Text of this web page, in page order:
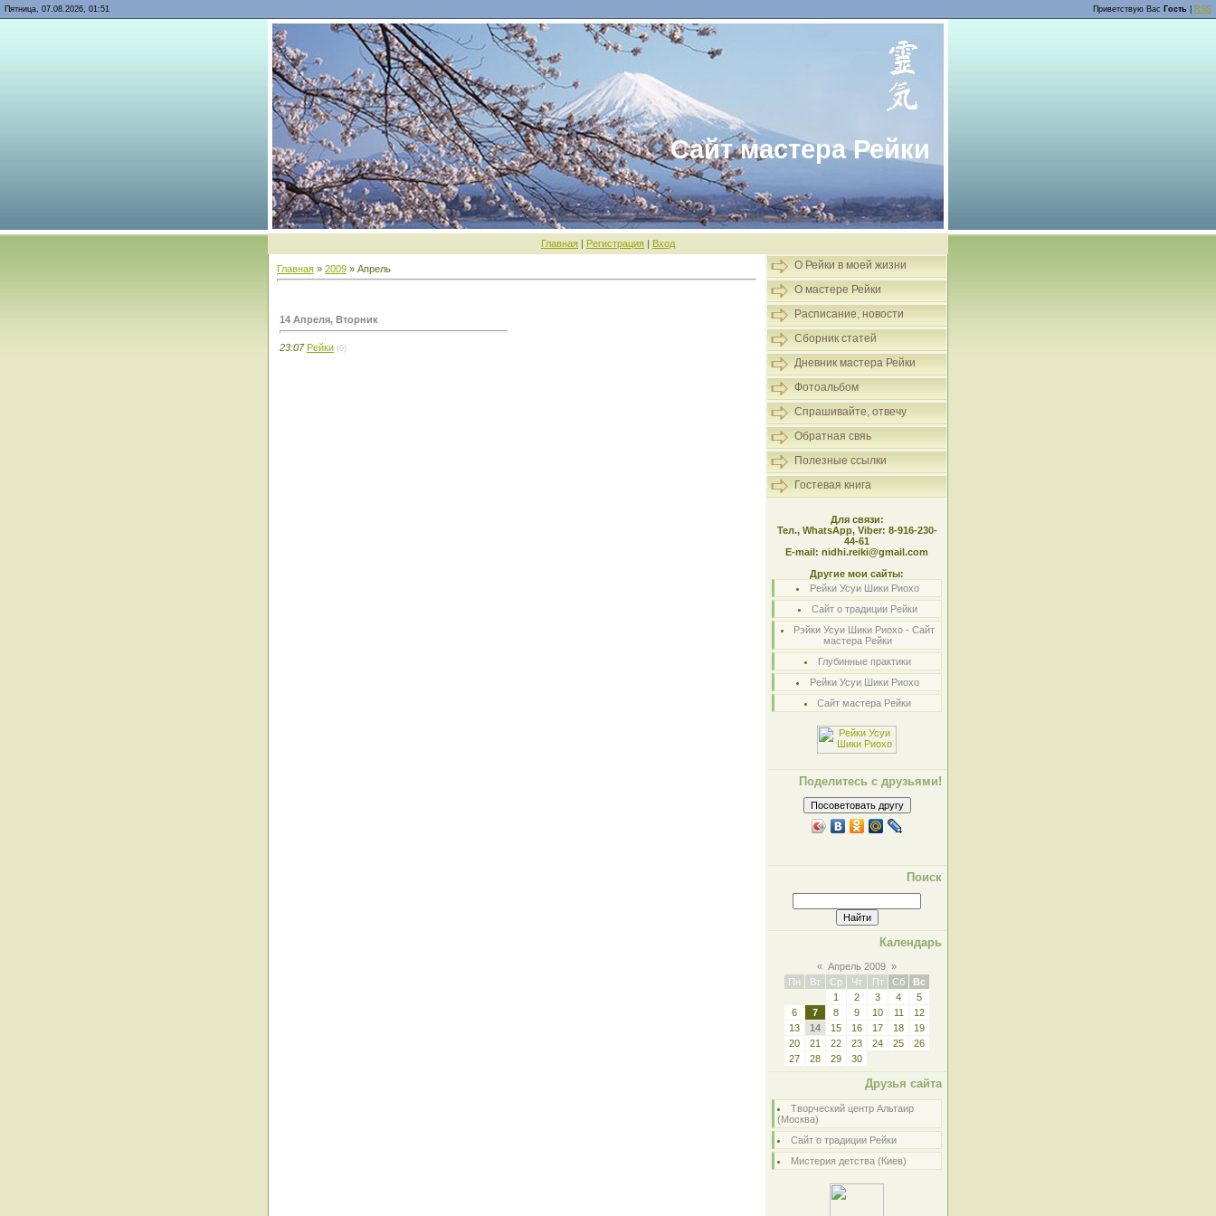
Пятница, 07.08.2026, 01:51 Приветствую Вас Гость RSS
Сайт мастера Рейки
Главная | Регистрация | Вход
Главная » 2009 » Апрель
14 Апреля, Вторник
23:07 Рейки (0)
О Рейки в моей жизни
О мастере Рейки
Расписание, новости
Сборник статей
Дневник мастера Рейки
Фотоальбом
Спрашивайте, отвечу
Обратная свяь
Полезные ссылки
Гостевая книга
Для связи:
Тел., WhatsApp, Viber: 8-916-230-
44-61
E-mail: nidhi.reiki@gmail.com
Другие мои сайты:
Рейки Усуи Шики Риохо
Сайт о традиции Рейки
Рэйки Усуи Шики Риохо - Сайт
мастера Рейки
Глубинные практики
Рейки Усуи Шики Риохо
Сайт мастера Рейки
Поделитесь с друзьями!
Поиск
Календарь
« Апрель 2009 »
Пн
Вт Ср Чт Пт Сб
Вс
1
2 3 4
5
6
7 8 9 10 11
12
13
14 15 16 17 18
19
20
21 22 23 24 25
26
27
28 29 30
Друзья сайта
Творческий центр Альтаир
(Москва)
Сайт о традиции Рейки
Мистерия детства (Киев)